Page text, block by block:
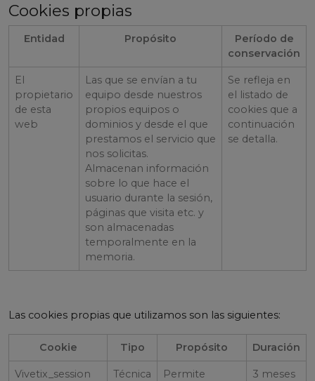
Cookies propias
Entidad Propósito
Período de
conservación
El
propietario
de esta
web
Las que se envían a tu
equipo desde nuestros
propios equipos o
dominios y desde el que
prestamos el servicio que
nos solicitas.
Almacenan información
sobre lo que hace el
usuario durante la sesión,
páginas que visita etc. y
son almacenadas
temporalmente en la
memoria.
Se refleja en
el listado de
cookies que a
continuación
se detalla.
Las cookies propias que utilizamos son las siguientes:
Cookie Tipo Propósito Duración
Vivetix_session Técnica
Permite
3 meses